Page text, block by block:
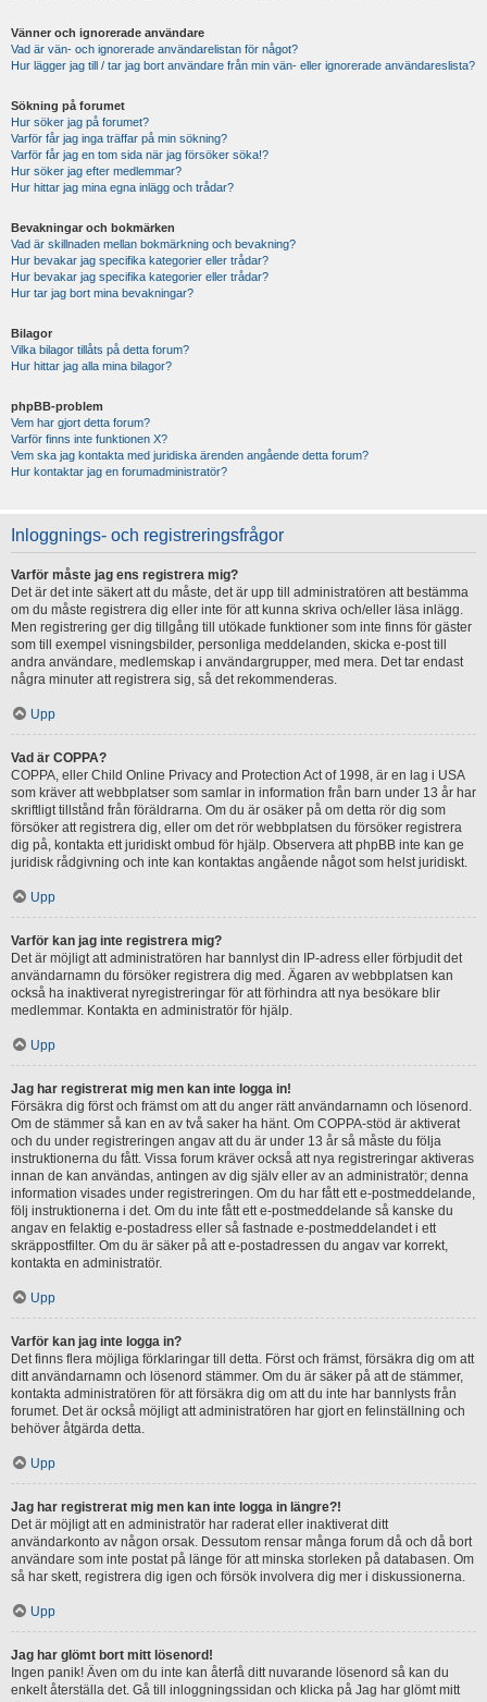
Vänner och ignorerade användare
Vad är vän- och ignorerade användarelistan för något?
Hur lägger jag till / tar jag bort användare från min vän- eller ignorerade användareslista?
Sökning på forumet
Hur söker jag på forumet?
Varför får jag inga träffar på min sökning?
Varför får jag en tom sida när jag försöker söka!?
Hur söker jag efter medlemmar?
Hur hittar jag mina egna inlägg och trådar?
Bevakningar och bokmärken
Vad är skillnaden mellan bokmärkning och bevakning?
Hur bevakar jag specifika kategorier eller trådar?
Hur bevakar jag specifika kategorier eller trådar?
Hur tar jag bort mina bevakningar?
Bilagor
Vilka bilagor tillåts på detta forum?
Hur hittar jag alla mina bilagor?
phpBB-problem
Vem har gjort detta forum?
Varför finns inte funktionen X?
Vem ska jag kontakta med juridiska ärenden angående detta forum?
Hur kontaktar jag en forumadministratör?
Inloggnings- och registreringsfrågor
Varför måste jag ens registrera mig?
Det är det inte säkert att du måste, det är upp till administratören att bestämma
om du måste registrera dig eller inte för att kunna skriva och/eller läsa inlägg.
Men registrering ger dig tillgång till utökade funktioner som inte finns för gäster
som till exempel visningsbilder, personliga meddelanden, skicka e-post till
andra användare, medlemskap i användargrupper, med mera. Det tar endast
några minuter att registrera sig, så det rekommenderas.
Upp
Vad är COPPA?
COPPA, eller Child Online Privacy and Protection Act of 1998, är en lag i USA
som kräver att webbplatser som samlar in information från barn under 13 år har
skriftligt tillstånd från föräldrarna. Om du är osäker på om detta rör dig som
försöker att registrera dig, eller om det rör webbplatsen du försöker registrera
dig på, kontakta ett juridiskt ombud för hjälp. Observera att phpBB inte kan ge
juridisk rådgivning och inte kan kontaktas angående något som helst juridiskt.
Upp
Varför kan jag inte registrera mig?
Det är möjligt att administratören har bannlyst din IP-adress eller förbjudit det
användarnamn du försöker registrera dig med. Ägaren av webbplatsen kan
också ha inaktiverat nyregistreringar för att förhindra att nya besökare blir
medlemmar. Kontakta en administratör för hjälp.
Upp
Jag har registrerat mig men kan inte logga in!
Försäkra dig först och främst om att du anger rätt användarnamn och lösenord.
Om de stämmer så kan en av två saker ha hänt. Om COPPA-stöd är aktiverat
och du under registreringen angav att du är under 13 år så måste du följa
instruktionerna du fått. Vissa forum kräver också att nya registreringar aktiveras
innan de kan användas, antingen av dig själv eller av an administratör; denna
information visades under registreringen. Om du har fått ett e-postmeddelande,
följ instruktionerna i det. Om du inte fått ett e-postmeddelande så kanske du
angav en felaktig e-postadress eller så fastnade e-postmeddelandet i ett
skräppostfilter. Om du är säker på att e-postadressen du angav var korrekt,
kontakta en administratör.
Upp
Varför kan jag inte logga in?
Det finns flera möjliga förklaringar till detta. Först och främst, försäkra dig om att
ditt användarnamn och lösenord stämmer. Om du är säker på att de stämmer,
kontakta administratören för att försäkra dig om att du inte har bannlysts från
forumet. Det är också möjligt att administratören har gjort en felinställning och
behöver åtgärda detta.
Upp
Jag har registrerat mig men kan inte logga in längre?!
Det är möjligt att en administratör har raderat eller inaktiverat ditt
användarkonto av någon orsak. Dessutom rensar många forum då och då bort
användare som inte postat på länge för att minska storleken på databasen. Om
så har skett, registrera dig igen och försök involvera dig mer i diskussionerna.
Upp
Jag har glömt bort mitt lösenord!
Ingen panik! Även om du inte kan återfå ditt nuvarande lösenord så kan du
enkelt återställa det. Gå till inloggningssidan och klicka på Jag har glömt mitt